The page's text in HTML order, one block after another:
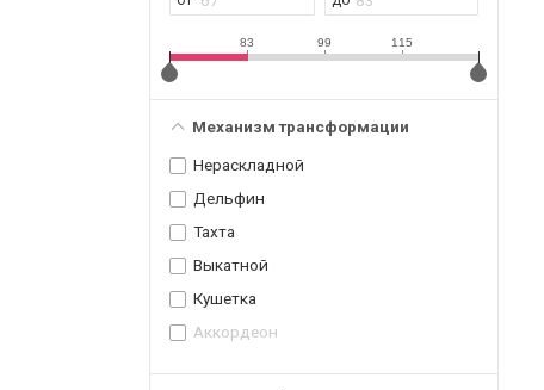
83 99 115
Механизм трансформации
Нераскладной
Дельфин
Тахта
Выкатной
Кушетка
Аккордеон